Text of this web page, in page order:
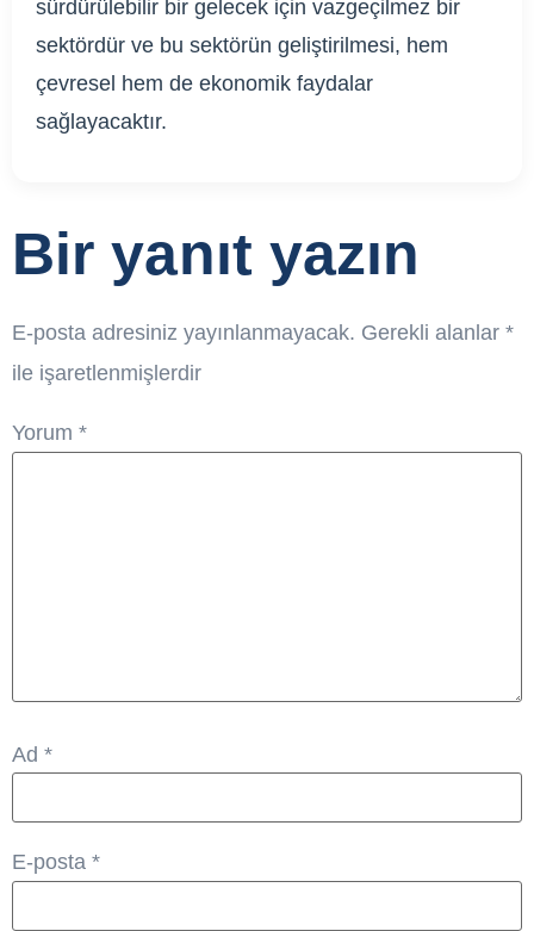
sürdürülebilir bir gelecek için vazgeçilmez bir
sektördür ve bu sektörün geliştirilmesi, hem
çevresel hem de ekonomik faydalar
sağlayacaktır.
Bir yanıt yazın
E-posta adresiniz yayınlanmayacak. Gerekli alanlar *
ile işaretlenmişlerdir
Yorum *
Ad *
E-posta *